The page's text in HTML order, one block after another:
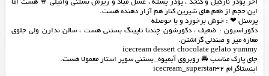
این حجم از طعم های شیرین کنار هم آزار دهنده هست.
پرسنل ❤ : خوش برخورد و با حوصله
دکوراسیون : ضعیف ، دکورشون چندتا تاپینگ بستني هست ، سالن ندارن ولی جلوی
مغازه میز و صندلی گزاشتن.
icecream dessert chocolate gelato yummy
جای پارک مناسب 🚘 روبروی آبمیوه_بستنی سوپر استار معمولا هست.
اینستاگرام icecream_superstar32